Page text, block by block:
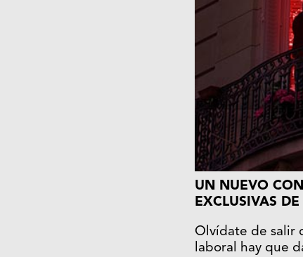
UN NUEVO
EXCLUSIVAS
Olvídate de salir
laboral hay que